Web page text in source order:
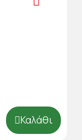
Καλάθι